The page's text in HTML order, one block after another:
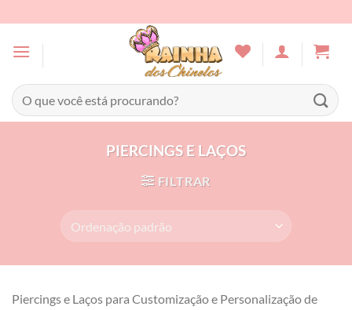
to
content
Pesquisar
por:
PIERCINGS E LAÇOS
FILTRAR
Piercings e Laços para Customização e Personalização de